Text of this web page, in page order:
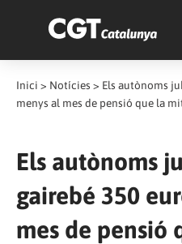
Inici > Notícies > Els autònoms
menys al mes de pensió que la
Els autònoms
gairebé 350
mes de pensió